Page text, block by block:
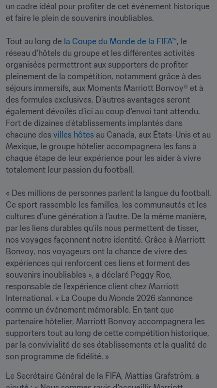
un cadre idéal pour profiter de cet événement historique
et faire le plein de souvenirs inoubliables.
Tout au long de la Coupe du Monde de la FIFA™, le
réseau d’hôtels du groupe et les différentes activités
organisées permettront aux supporters de profiter
pleinement de la compétition, notamment grâce à des
séjours immersifs, aux Moments Marriott Bonvoy® et à
des formules exclusives. D’autres avantages seront
également dévoilés d’ici au coup d’envoi tant attendu.
Fort de dizaines d’établissements implantés dans
chacune des villes hôtes au Canada, aux États-Unis et au
Mexique, le groupe hôtelier accompagnera les fans à
chaque étape de leur expérience pour les aider à vivre
totalement leur passion du football.
« Des millions de personnes parlent la langue du football.
Ce sport rassemble les familles, les communautés et les
cultures d’une génération à l’autre. De la même manière,
par les liens durables qu’ils nous permettent de tisser,
nos voyages façonnent notre identité. Grâce à Marriott
Bonvoy, nos voyageurs ont la chance de vivre des
expériences qui renforcent ces liens et forment des
souvenirs inoubliables », a déclaré Peggy Roe,
responsable de l’expérience client chez Marriott
International. « La Coupe du Monde 2026 s’annonce
comme un événement mémorable. En tant que
partenaire hôtelier, Marriott Bonvoy accompagnera les
supporters tout au long de cette compétition historique,
par la convivialité de ses établissements et la qualité de
son programme de fidélité. »
Le Secrétaire Général de la FIFA, Mattias Grafström, a